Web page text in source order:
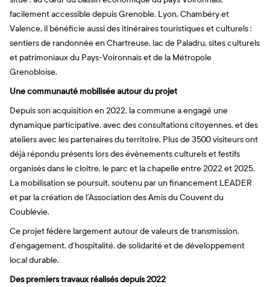
facilement accessible depuis Grenoble, Lyon, Chambéry et
Valence, il bénéficie aussi des itinéraires touristiques et culturels :
sentiers de randonnée en Chartreuse, lac de Paladru, sites culturels
et patrimoniaux du Pays-Voironnais et de la Métropole
Grenobloise.
Une communauté mobilisée autour du projet
Depuis son acquisition en 2022, la commune a engagé une
dynamique participative, avec des consultations citoyennes, et des
ateliers avec les partenaires du territoire. Plus de 3500 visiteurs ont
déjà répondu présents lors des évènements culturels et festifs
organisés dans le cloitre, le parc et la chapelle entre 2022 et 2025.
La mobilisation se poursuit, soutenu par un financement LEADER
et par la création de l’Association des Amis du Couvent du
Coublevie.
Ce projet fédère largement autour de valeurs de transmission,
d’engagement, d’hospitalité, de solidarité et de développement
local durable.
Des premiers travaux réalisés depuis 2022